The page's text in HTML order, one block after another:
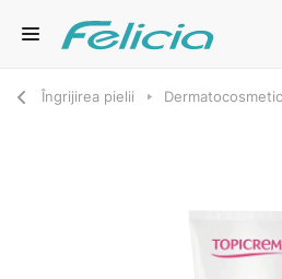
Îngrijirea pielii